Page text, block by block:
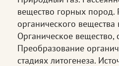
вещество горных пород.
органического
Органическое вещество,
Преобразование
стадиях литогенеза.